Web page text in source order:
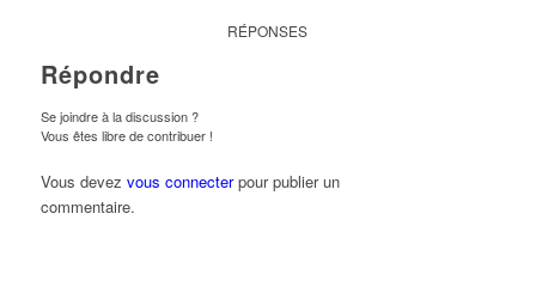
RÉPONSES
Répondre
Se joindre à la discussion ?
Vous êtes libre de contribuer !
Vous devez vous connecterpour publier un
commentaire.